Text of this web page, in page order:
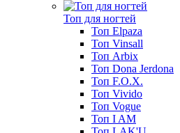
Топ для ногтей
Топ Elpaza
Топ Vinsall
Топ Arbix
Топ Dona Jerdona
Топ F.O.X.
Топ Vivido
Топ Vogue
Топ I AM